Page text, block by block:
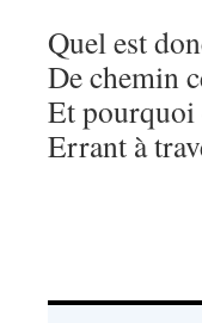
Quel est
De chemin
Et pourquoi
Errant à